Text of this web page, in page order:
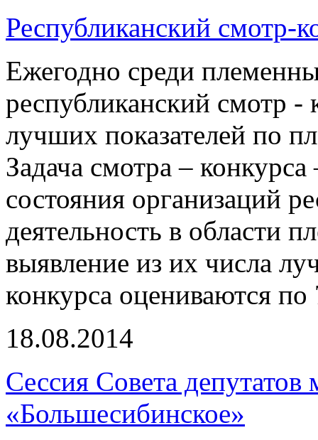
Республиканский смотр-
Ежегодно среди
республиканский смотр
лучших показателей по
Задача смотра –
состояния организаций
деятельность в области
выявление из их числа
конкурса оцениваются
18.08.2014
Сессия Совета
«Большесибинское»